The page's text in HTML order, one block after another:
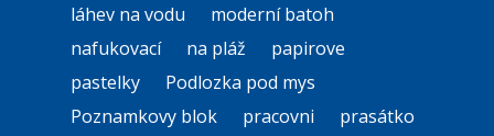
láhev na vodu
moderní batoh
nafukovací
na pláž
papirove
pastelky
Podlozka pod mys
Poznamkovy blok
pracovni
prasátko